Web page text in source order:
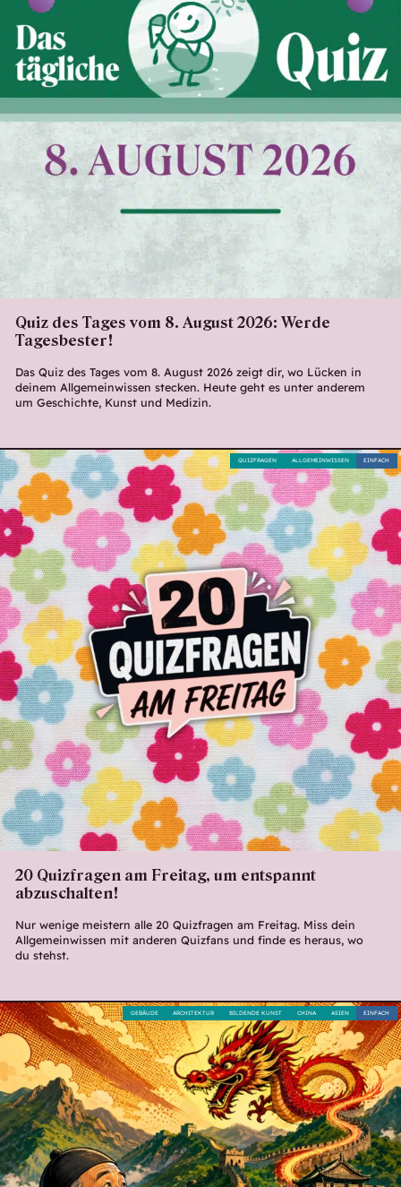
Quiz des Tages vom 8. August 2026: Werde
Tagesbester!
Das Quiz des Tages vom 8. August 2026 zeigt dir, wo Lücken in
deinem Allgemeinwissen stecken. Heute geht es unter anderem
um Geschichte, Kunst und Medizin.
20 Quizfragen am Freitag, um entspannt
abzuschalten!
Nur wenige meistern alle 20 Quizfragen am Freitag. Miss dein
Allgemeinwissen mit anderen Quizfans und finde es heraus, wo
du stehst.
EINFACH
ALLGEMEINWISSEN
QUIZFRAGEN
EINFACH
ASIEN
CHINA
BILDENDE KUNST
ARCHITEKTUR
GEBÄUDE